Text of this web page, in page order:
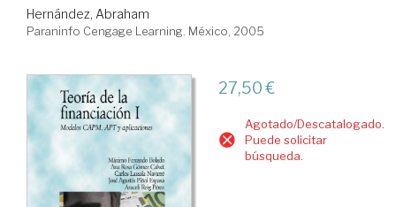
Hernández, Abraham
Paraninfo Cengage Learning. México, 2005
27,50 €
Agotado/Descatalogado.
Puede solicitar
búsqueda.